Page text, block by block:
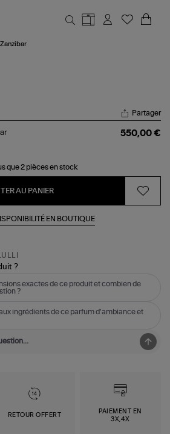
Partager
550,00 €
que 2 pièces en stock
AU PANIER
EN BOUTIQUE
?
exactes de ce produit et combien de
?
ingrédients de ce parfum d'ambiance et
RETOUR OFFERT
PAIEMENT EN
3X,4X